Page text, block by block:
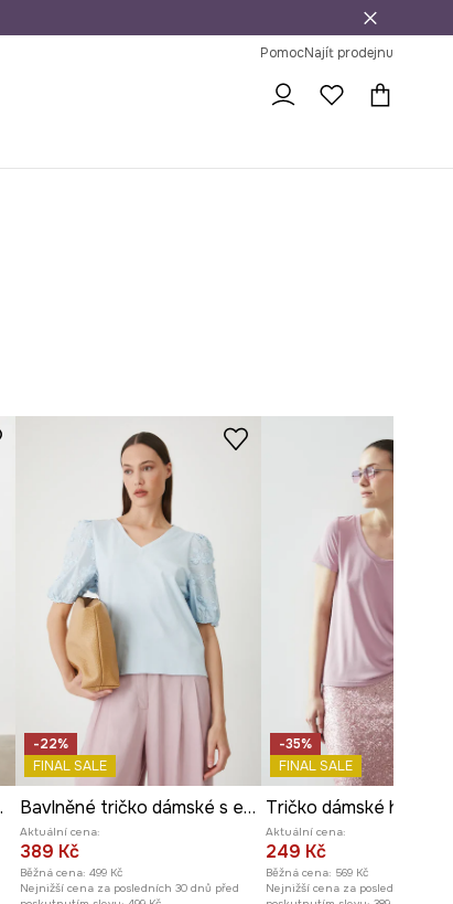
zboží
PomocNajít prodejnu
-22%
FINAL SALE
Bavlněné tričko dámské s elastanem a aplikací modrá barva
Aktuální cena:
389 Kč
Běžná cena: 499 Kč
Nejnižší cena za posledních 30 dnů před
-35%
FINAL SALE
Aktuální cena:
249 Kč
Běžná cena: 569 Kč
Nejnižší cena za posledních 30